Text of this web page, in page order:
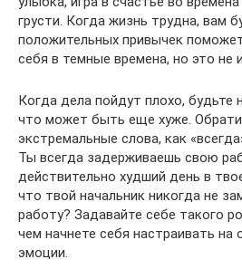
грусти. Когда жизнь трудна, вам
положительных привычек
себя в темные времена, но это не
Когда дела пойдут плохо, будьте
что может быть еще хуже.
экстремальные слова, как
Ты всегда задерживаешь свою
действительно худший день в
что твой начальник никогда не
работу? Задавайте себе такого
чем начнете себя настраивать на
эмоции.